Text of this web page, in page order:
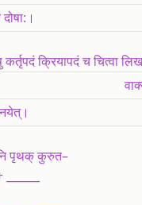
क्रियापदं च चित्वा
पृथक् कुरुत–